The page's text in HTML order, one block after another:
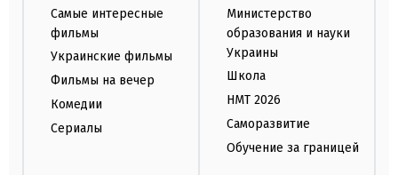
Самые интересные
фильмы
Украинские фильмы
Фильмы на вечер
Комедии
Сериалы
Министерство
образования и науки
Украины
Школа
НМТ 2026
Саморазвитие
Обучение за границей